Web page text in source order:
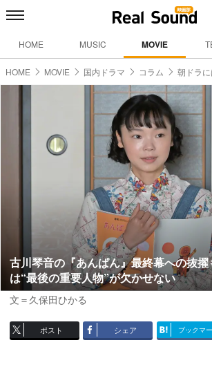
HOME MUSIC MOVIE
HOME MOVIE 国内ドラマ コラム 朝ドラ
古川琴音の『あんぱん』最終幕への抜
は“最後の重要人物”が欠かせない
文＝久保田ひかる
ポスト シェア ブックマ